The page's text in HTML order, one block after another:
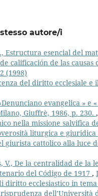
autore/i
Estructura esencial del
calificación de las
(1998)
del diritto ecclesiale
evangelica »
Giuffrè, 1986, p. 230. ,
nella missione salvifica
liturgica e giuridica
giurista cattolico alla luce
V., De la centralidad de
del Código de 1917 ,
diritto ecclesiastico in
dell’Università